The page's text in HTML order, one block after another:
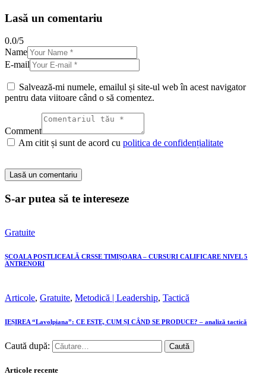
Lasă un comentariu
0.0/5
Name
E-mail
Salvează-mi numele, emailul și site-ul web în acest navigator
pentru data viitoare când o să comentez.
Comment
Am citit și sunt de acord cu politica de confidențialitate
S-ar putea să te intereseze
Gratuite
ȘCOALA POSTLICEALĂ CRSSE TIMIȘOARA – CURSURI CALIFICARE NIVEL 5
ANTRENORI
Articole, Gratuite, Metodică | Leadership, Tactică
IEȘIREA “Lavolpiana”: CE ESTE, CUM ȘI CÂND SE PRODUCE? – analiză tactică
Caută după:
Articole recente